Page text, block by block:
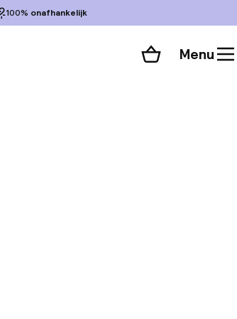
100% onafhankelijk
Winkelmand
Menu